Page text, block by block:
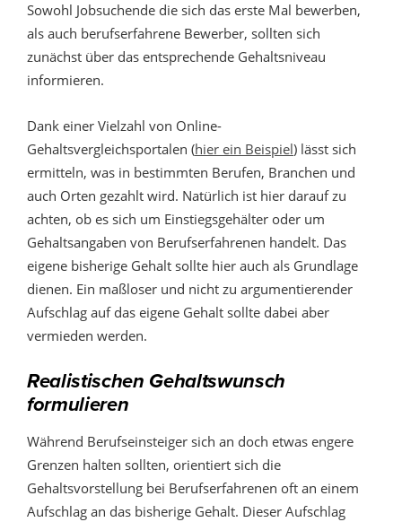
Sowohl Jobsuchende die sich das erste Mal bewerben,
als auch berufserfahrene Bewerber, sollten sich
zunächst über das entsprechende Gehaltsniveau
informieren.
Dank einer Vielzahl von Online-
Gehaltsvergleichsportalen (hier ein Beispiel) lässt sich
ermitteln, was in bestimmten Berufen, Branchen und
auch Orten gezahlt wird. Natürlich ist hier darauf zu
achten, ob es sich um Einstiegsgehälter oder um
Gehaltsangaben von Berufserfahrenen handelt. Das
eigene bisherige Gehalt sollte hier auch als Grundlage
dienen. Ein maßloser und nicht zu argumentierender
Aufschlag auf das eigene Gehalt sollte dabei aber
vermieden werden.
Realistischen Gehaltswunsch
formulieren
Während Berufseinsteiger sich an doch etwas engere
Grenzen halten sollten, orientiert sich die
Gehaltsvorstellung bei Berufserfahrenen oft an einem
Aufschlag an das bisherige Gehalt. Dieser Aufschlag